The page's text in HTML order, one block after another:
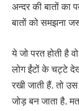
अन्दर की बातों का
बातों को समझना
ये जो परत होती है
लोग ईंटों के चट्टे
रखी जाती हैं. तो
जोड़ बन जाता है.